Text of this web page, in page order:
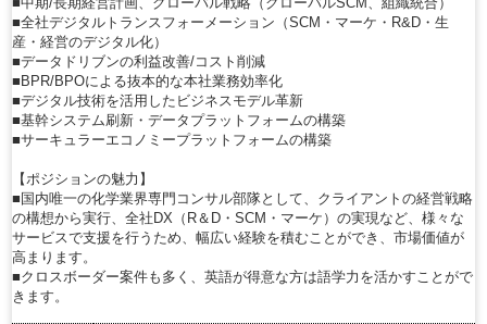
■全社デジタルトランスフォーメーション（SCM・マーケ・R&D・生
産・経営のデジタル化）
■データドリブンの利益改善/コスト削減
■BPR/BPOによる抜本的な本社業務効率化
■デジタル技術を活用したビジネスモデル革新
■基幹システム刷新・データプラットフォームの構築
■サーキュラーエコノミープラットフォームの構築
【ポジションの魅力】
■国内唯一の化学業界専門コンサル部隊として、クライアントの経営戦略
の構想から実行、全社DX（R＆D・SCM・マーケ）の実現など、様々な
サービスで支援を行うため、幅広い経験を積むことができ、市場価値が
高まります。
■クロスボーダー案件も多く、英語が得意な方は語学力を活かすことがで
きます。